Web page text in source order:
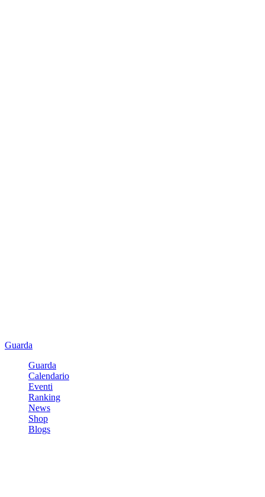
Guarda
Guarda
Calendario
Eventi
Ranking
News
Shop
Blogs